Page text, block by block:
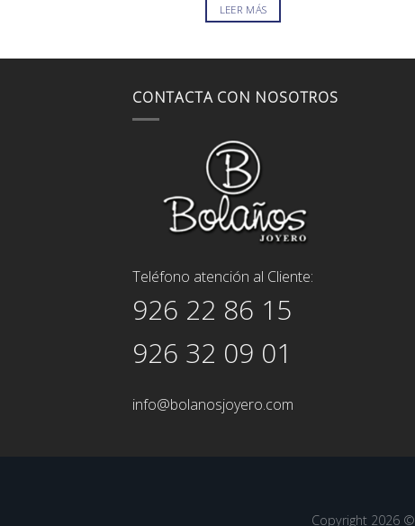
original
era:
actual
es:
LEER MÁS
CONTACTA CON NOSOTROS
Teléfono atención al Cliente:
926 22 86 15
926 32 09 01
info@bolanosjoyero.com
Copyright 2026 ©